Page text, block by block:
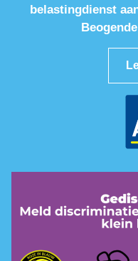
belastingdienst